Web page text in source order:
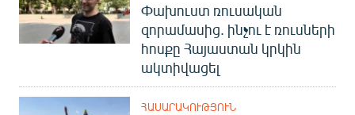
Փախուստ ռուսական
զորամասից. ինչու է ռուսների
հոսքը Հայաստան կրկին
ակտիվացել
ՀԱՍԱՐԱԿՈՒԹՅՈՒՆ